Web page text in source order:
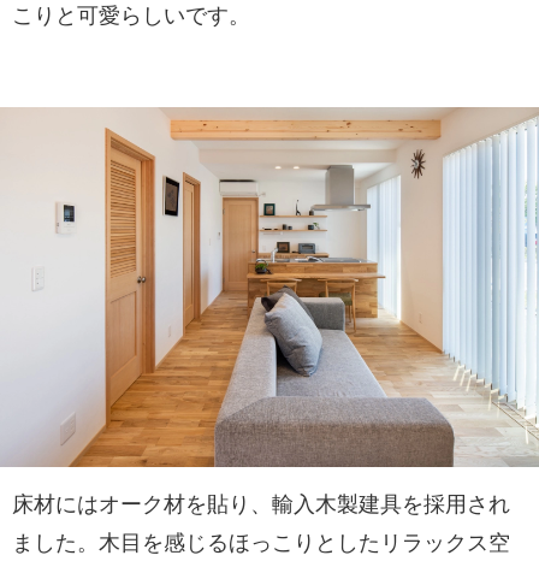
こりと可愛らしいです。
床材にはオーク材を貼り、輸入木製建具を採用され
ました。木目を感じるほっこりとしたリラックス空